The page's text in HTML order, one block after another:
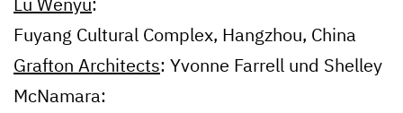
Fuyang Cultural Complex, Hangzhou, China
Grafton Architects: Yvonne Farrell und Shelley
McNamara: